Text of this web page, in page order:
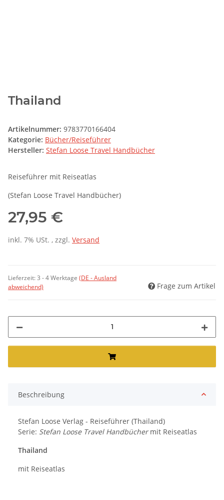
Thailand
Artikelnummer: 9783770166404
Kategorie: Bücher/Reiseführer
Hersteller: Stefan Loose Travel Handbücher
Reiseführer mit Reiseatlas
(Stefan Loose Travel Handbücher)
27,95 €
inkl. 7% USt. , zzgl. Versand
Lieferzeit:3 - 4 Werktage (DE - Ausland
abweichend)
Frage zum Artikel
Beschreibung
Stefan Loose Verlag - Reiseführer (Thailand)
Serie: Stefan Loose Travel Handbüchermit Reiseatlas
Thailand
mit Reiseatlas